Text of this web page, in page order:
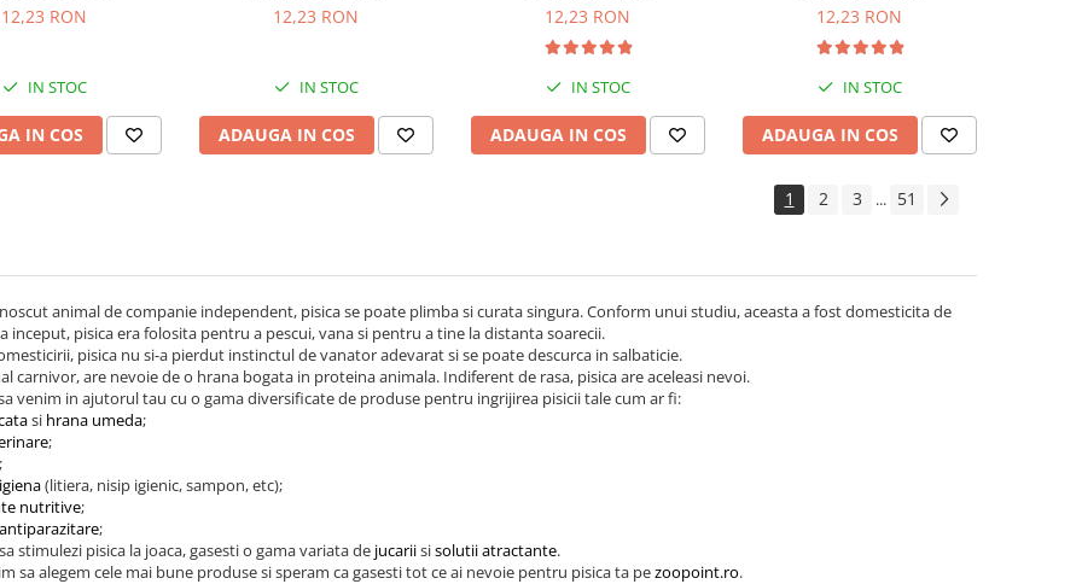
12,23 RON
IN STOC
IN COS
12,23 RON
IN STOC
ADAUGA IN COS
12,23 RON
IN STOC
ADAUGA IN COS
12,23 RON
IN STOC
ADAUGA IN COS
1 2 3 ... 51
animal de companie independent, pisica se poate plimba si curata singura. Conform unui studiu, aceasta a fost domesticita de
inceput, pisica era folosita pentru a pescui, vana si pentru a tine la distanta soarecii.
pisica nu si-a pierdut instinctul de vanator adevarat si se poate descurca in salbaticie.
carnivor, are nevoie de o hrana bogata in proteina animala. Indiferent de rasa, pisica are aceleasi nevoi.
venim in ajutorul tau cu o gama diversificate de produse pentru ingrijirea pisicii tale cum ar fi:
si hrana umeda;
;
;
(litiera, nisip igienic, sampon, etc);
nutritive;
;
stimulezi pisica la joaca, gasesti o gama variata de jucariisisolutii atractante.
sa alegem cele mai bune produse si speram ca gasesti tot ce ai nevoie pentru pisica ta pezoopoint.ro.